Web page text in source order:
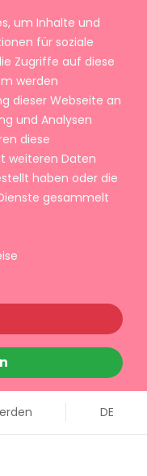
um Inhalte und
für soziale
Zugriffe auf diese
werden
dieser Webseite an
und Analysen
diese
weiteren Daten
haben oder die
gesammelt
DE